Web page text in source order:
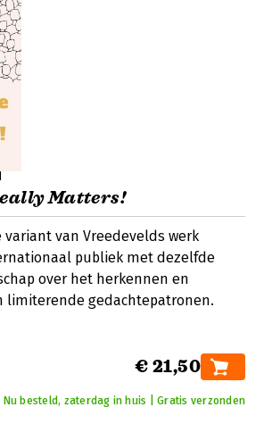
Matters!
variant van Vreedevelds werk
publiek met dezelfde
over het herkennen en
limiterende gedachtepatronen.
€ 21,50
Nu besteld, zaterdag in huis | Gratis verzonden